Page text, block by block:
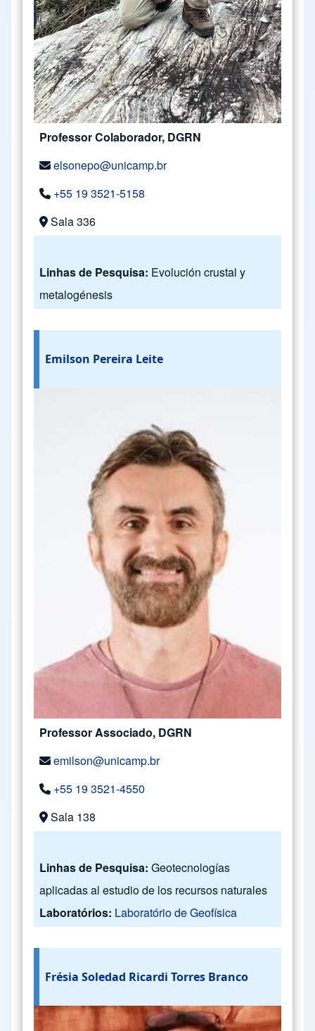
Professor Colaborador, DGRN
elsonepo@unicamp.br
+55 19 3521-5158
Sala 336
Linhas de Pesquisa: Evolución crustal y
metalogénesis
Emilson Pereira Leite
Professor Associado, DGRN
emilson@unicamp.br
+55 19 3521-4550
Sala 138
Linhas de Pesquisa: Geotecnologías
aplicadas al estudio de los recursos naturales
Laboratórios: Laboratório de Geofísica
Frésia Soledad Ricardi Torres Branco